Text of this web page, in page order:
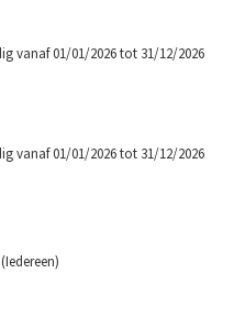
vanaf 01/01/2026 tot 31/12/2026
vanaf 01/01/2026 tot 31/12/2026